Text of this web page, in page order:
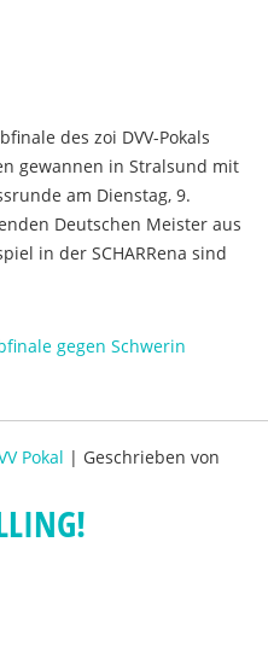
des zoi DVV-Pokals
gewannen in Stralsund mit
am Dienstag, 9.
Deutschen Meister aus
in der SCHARRena sind
gegen Schwerin
Pokal | Geschrieben von